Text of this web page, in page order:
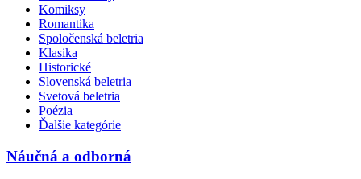
Komiksy
Romantika
Spoločenská beletria
Klasika
Historické
Slovenská beletria
Svetová beletria
Poézia
Ďalšie kategórie
Náučná a odborná